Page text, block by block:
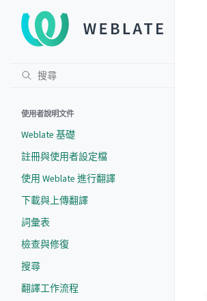
使用者說明文件
Weblate 基礎
註冊與使用者設定檔
使用 Weblate 進行翻譯
下載與上傳翻譯
詞彙表
檢查與修復
搜尋
翻譯工作流程